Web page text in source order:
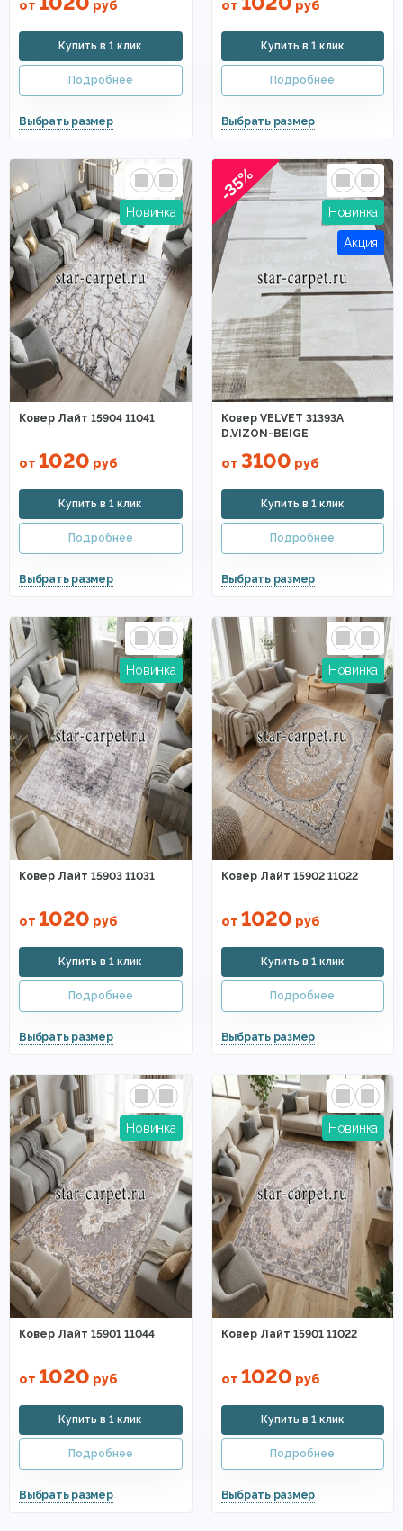
от руб от руб
Ковер Лайт 15904 11041
от 1020 руб
-35%
Ковер VELVET 31393A
D.VIZON-BEIGE
от 3100 руб
Ковер Лайт 15903 11031
от 1020 руб
Ковер Лайт 15902 11022
от 1020 руб
Ковер Лайт 15901 11044
от 1020 руб
Ковер Лайт 15901 11022
от 1020 руб